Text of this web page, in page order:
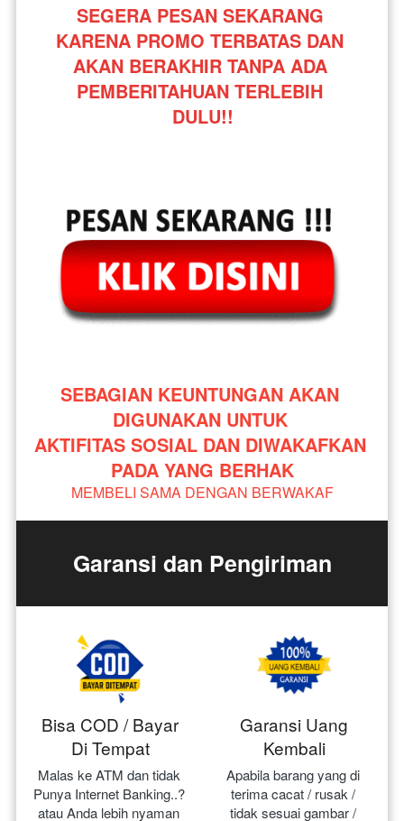
SEGERA PESAN SEKARANG
KARENA PROMO TERBATAS DAN
AKAN BERAKHIR TANPA ADA
PEMBERITAHUAN TERLEBIH
DULU!!
SEBAGIAN KEUNTUNGAN AKAN
DIGUNAKAN UNTUK
AKTIFITAS SOSIAL DAN DIWAKAFKAN
PADA YANG BERHAK
MEMBELI SAMA DENGAN BERWAKAF
Garansi dan Pengiriman
Bisa COD / Bayar
Di Tempat
Malas ke ATM dan tidak
Punya Internet Banking..?
atau Anda lebih nyaman
Garansi Uang
Kembali
Apabila barang yang di
terima cacat / rusak /
tidak sesuai gambar /